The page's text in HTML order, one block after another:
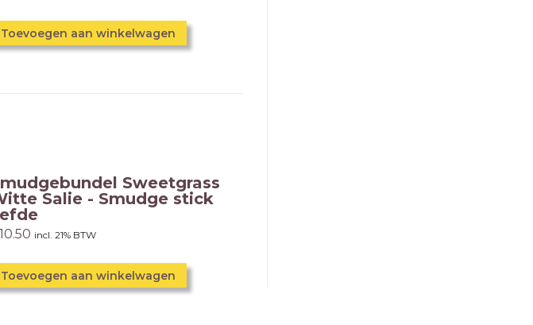
Toevoegen aan winkelwagen
Sweetgrass
Salie - Smudge stick
incl. 21% BTW
Toevoegen aan winkelwagen